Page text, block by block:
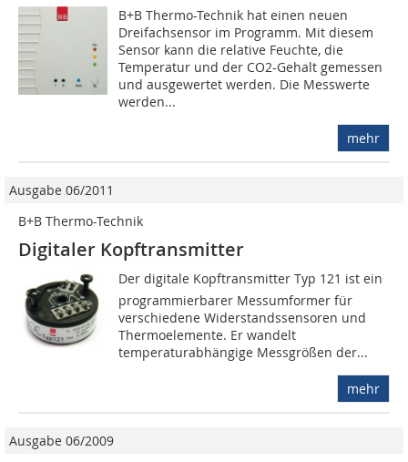
B+B Thermo-Technik hat einen neuen
Dreifachsensor im Programm. Mit diesem
Sensor kann die relative Feuchte, die
Temperatur und der CO2-Gehalt gemessen
und ausgewertet werden. Die Messwerte
werden...
mehr
Ausgabe 06/2011
B+B Thermo-Technik
Digitaler Kopftransmitter
Der digitale Kopftransmitter Typ 121 ist ein
programmierbarer Messumformer für
verschiedene Widerstandssensoren und
Thermoelemente. Er wandelt
temperaturabhängige Messgrößen der...
mehr
Ausgabe 06/2009